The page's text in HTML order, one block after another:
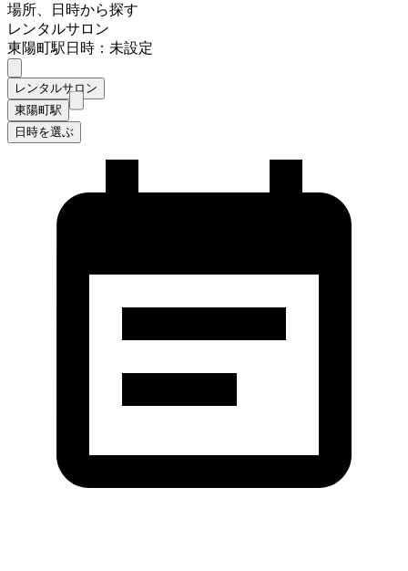
場所、日時から探す
レンタルサロン
東陽町駅日時：未設定
レンタルサロン
東陽町駅
日時を選ぶ